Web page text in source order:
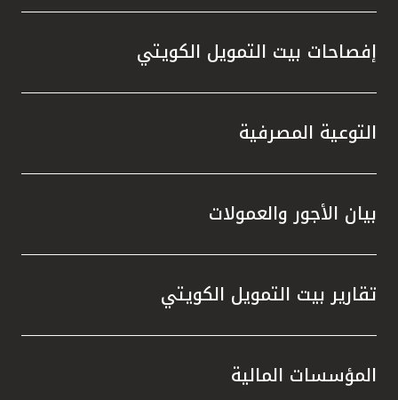
إفصاحات بيت التمويل الكويتي
التوعية المصرفية
بيان الأجور والعمولات
تقارير بيت التمويل الكويتي
المؤسسات المالية